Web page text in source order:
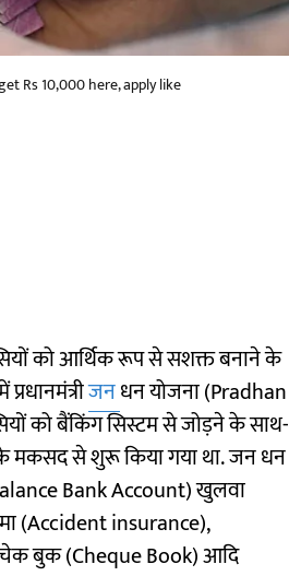
Rs 10,000 here, apply like
को आर्थिक रूप से सशक्त बनाने के
जनधन योजना (Pradhan
को बैंकिंग सिस्टम से जोड़ने के साथ-
मकसद से शुरू किया गया था. जन धन
Bank Account) खुलवा
(Accident insurance),
बुक (Cheque Book) आदि